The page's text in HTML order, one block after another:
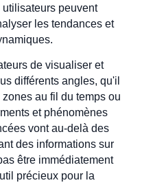
peuvent
les tendances et
de visualiser et
différents angles, qu'il
au fil du temps ou
et phénomènes
vont au-delà des
des informations sur
être immédiatement
précieux pour la